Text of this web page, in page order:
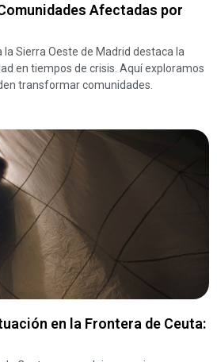
Afectadas por
la Sierra Oeste de Madrid destaca la
en tiempos de crisis. Aquí exploramos
transformar comunidades.
en la Frontera de Ceuta: